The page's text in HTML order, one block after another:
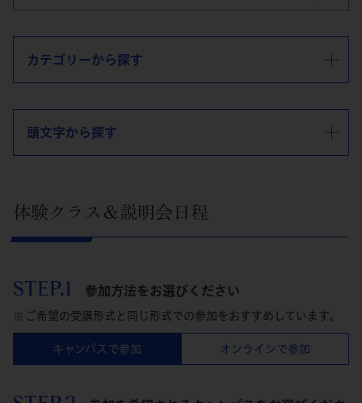
カテゴリーから探す
頭文字から探す
体験クラス＆説明会日程
STEP.1 参加方法をお選びください
ご希望の受講形式と同じ形式での参加をおすすめしています。
キャンパスで参加 オンラインで参加